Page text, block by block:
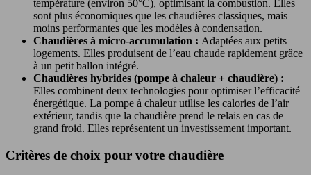
température (environ 50°C), optimisant la combustion. Elles
sont plus économiques que les chaudières classiques, mais
moins performantes que les modèles à condensation.
Chaudières à micro-accumulation : Adaptées aux petits
logements. Elles produisent de l’eau chaude rapidement grâce
à un petit ballon intégré.
Chaudières hybrides (pompe à chaleur + chaudière) :
Elles combinent deux technologies pour optimiser l’efficacité
énergétique. La pompe à chaleur utilise les calories de l’air
extérieur, tandis que la chaudière prend le relais en cas de
grand froid. Elles représentent un investissement important.
Critères de choix pour votre chaudière